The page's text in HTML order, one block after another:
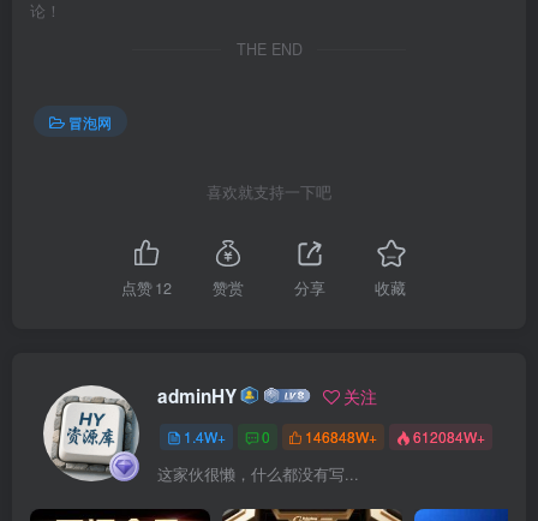
论！
THE END
冒泡网
喜欢就支持一下吧
点赞12 赞赏 分享 收藏
adminHY 关注
1.4W+ 0 146848W+ 612084W+
这家伙很懒，什么都没有写...